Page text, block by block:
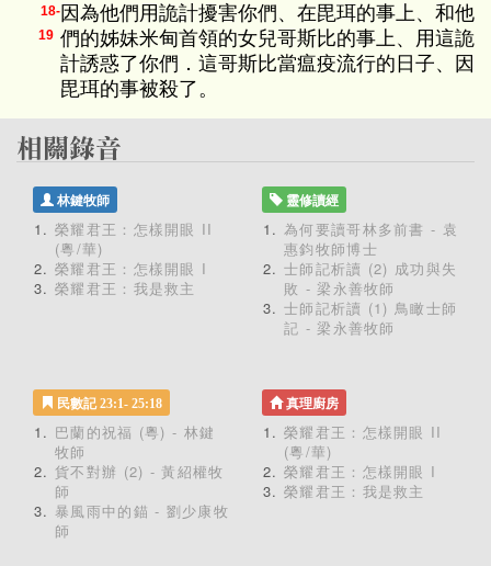
18-
19
因為他們用詭計擾害你們、在毘珥的事上、和他
們的姊妹米甸首領的女兒哥斯比的事上、用這詭
計誘惑了你們．這哥斯比當瘟疫流行的日子、因
毘珥的事被殺了。
林鍵牧師
榮耀君王：怎樣開眼 II
(粵/華)
榮耀君王：怎樣開眼 I
榮耀君王：我是救主
靈修讀經
為何要讀哥林多前書 - 袁
惠鈞牧師博士
士師記析讀 (2) 成功與失
敗 - 梁永善牧師
士師記析讀 (1) 鳥瞰士師
記 - 梁永善牧師
民數記 23:1- 25:18
巴蘭的祝福 (粵) - 林鍵
牧師
貨不對辦 (2) - 黃紹權牧
師
暴風雨中的錨 - 劉少康牧
師
真理廚房
榮耀君王：怎樣開眼 II
(粵/華)
榮耀君王：怎樣開眼 I
榮耀君王：我是救主